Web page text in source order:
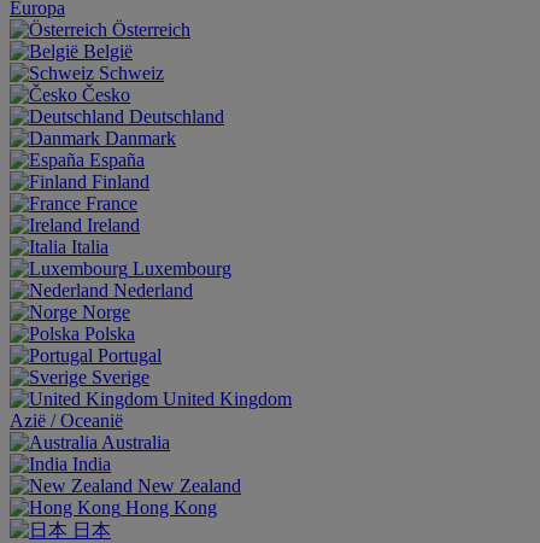
Europa
Österreich
België
Schweiz
Česko
Deutschland
Danmark
España
Finland
France
Ireland
Italia
Luxembourg
Nederland
Norge
Polska
Portugal
Sverige
United Kingdom
Aziё / Oceaniё
Australia
India
New Zealand
Hong Kong
日本